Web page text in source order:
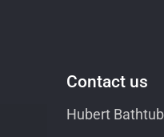
Contact us
Hubert